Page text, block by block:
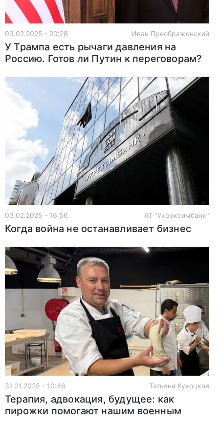
03.02.2025 - 20:28 Иван Преображенский
У Трампа есть рычаги давления на
Россию. Готов ли Путин к переговорам?
03.02.2025 - 16:56 АТ "Укрэксимбанк"
Когда война не останавливает бизнес
31.01.2025 - 10:46 Татьяна Кухоцкая
Терапия, адвокация, будущее: как
пирожки помогают нашим военным